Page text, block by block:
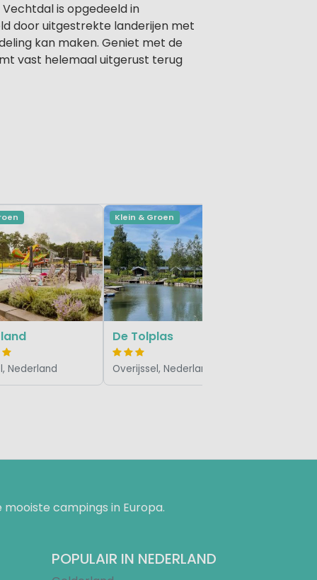
is opgedeeld in
door uitgestrekte landerijen met
kan maken. Geniet met de
vast helemaal uitgerust terug
Nederland
Klein & Groen
De Tolplas
Overijssel, Nederland
campings in Europa.
POPULAIR IN NEDERLAND